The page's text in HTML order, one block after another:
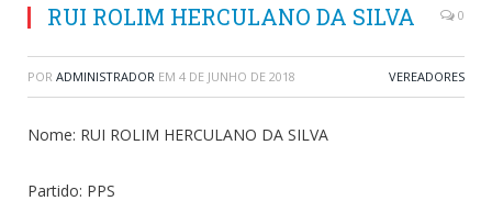
RUI ROLIM HERCULANO DA SILVA 0
POR ADMINISTRADOR EM 4 DE JUNHO DE 2018 VEREADORES
Nome: RUI ROLIM HERCULANO DA SILVA
Partido: PPS